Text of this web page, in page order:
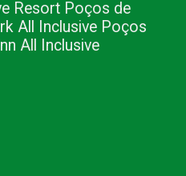
Resort Poços de
All Inclusive Poços
All Inclusive